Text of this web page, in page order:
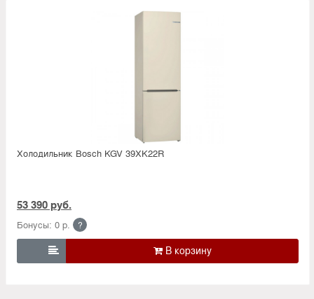
Холодильник Bosсh KGV 39XK22R
53 390 руб.
Бонусы: 0 р. ?
